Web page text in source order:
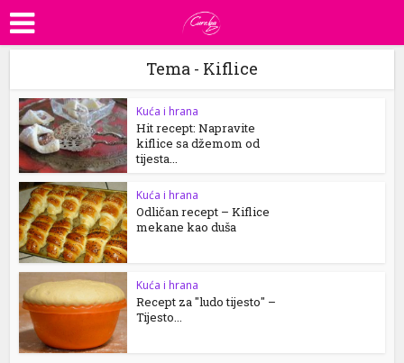
Tema - Kiflice
Kuća i hrana
Hit recept: Napravite
kiflice sa džemom od
tijesta...
Kuća i hrana
Odličan recept – Kiflice
mekane kao duša
Kuća i hrana
Recept za "ludo tijesto" –
Tijesto...